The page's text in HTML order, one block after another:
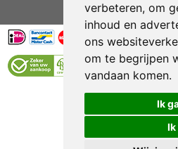
verbeteren, om
inhoud en
ons
om te begrijpen
vandaan komen.
Ik
Ik